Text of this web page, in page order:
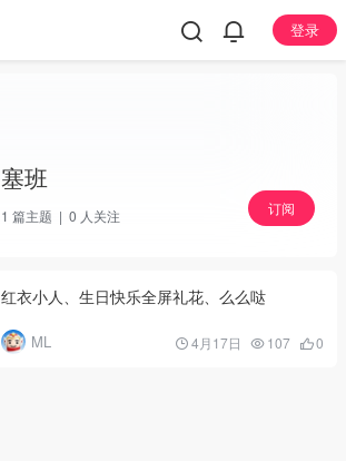
登录
塞班
1 篇主题 | 0 人关注 订阅
红衣小人、生日快乐全屏礼花、么么哒
ML 4月17日 107 0